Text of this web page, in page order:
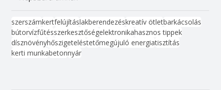
szerszámkertfelújításlakberendezéskreatív ötletbarkácsolás
bútorvízfűtésszerkesztőségelektronikahasznos tippek
dísznövényhőszigeteléstetőmegújuló energiatisztítás
kerti munkabetonnyár